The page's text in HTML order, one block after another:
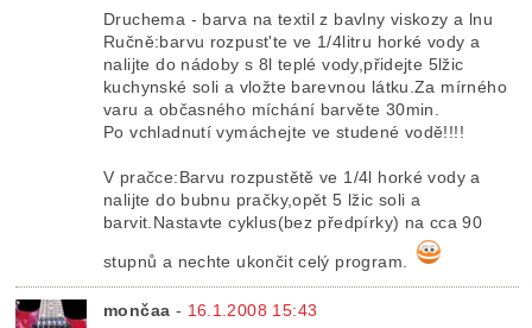
Druchema - barva na textil z bavlny viskozy a lnu
Ručně:barvu rozpust'te ve 1/4litru horké vody a
nalijte do nádoby s 8l teplé vody,přidejte 5lžic
kuchynské soli a vložte barevnou látku.Za mírného
varu a občasného míchání barvěte 30min.
Po vchladnutí vymáchejte ve studené vodě!!!!
V pračce:Barvu rozpustětě ve 1/4l horké vody a
nalijte do bubnu pračky,opět 5 lžic soli a
barvit.Nastavte cyklus(bez předpírky) na cca 90
stupnů a nechte ukončit celý program.
mončaa - 16.1.2008 15:43